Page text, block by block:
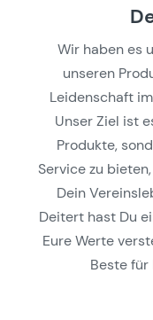
Wir haben es
unseren
Leidenschaft
Unser Ziel ist
Produkte,
Service zu
Dein
Deitert hast Du
Eure Werte
Beste für